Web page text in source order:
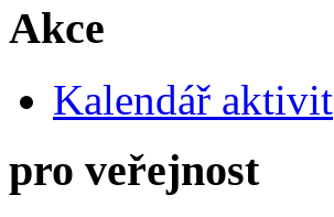
Akce
Kalendář aktivit
pro veřejnost